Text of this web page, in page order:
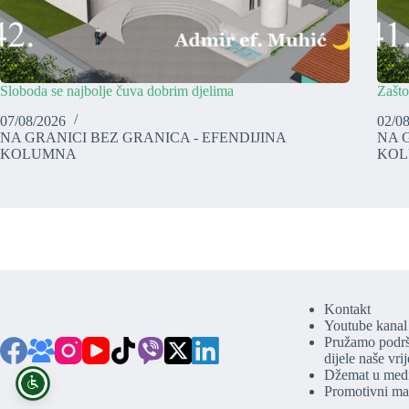
Sloboda se najbolje čuva dobrim djelima
07/08/2026
NA GRANICI BEZ GRANICA - EFENDIJINA
KOLUMNA
02/
NA
Kontakt
Youtube kanal
Pružamo
dijele naše
Džemat u
Promotivni